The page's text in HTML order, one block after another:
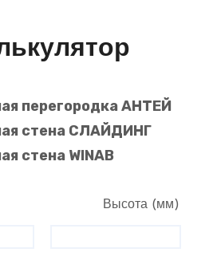
перегородка АНТЕЙ
стена СЛАЙДИНГ
стена WINAB
Высота (мм)